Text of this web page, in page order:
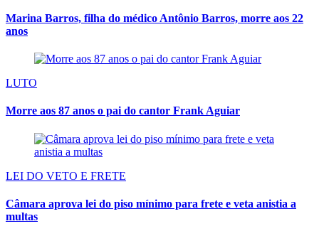
Marina Barros, filha do médico Antônio Barros, morre aos 22
anos
LUTO
Morre aos 87 anos o pai do cantor Frank Aguiar
LEI DO VETO E FRETE
Câmara aprova lei do piso mínimo para frete e veta anistia a
multas